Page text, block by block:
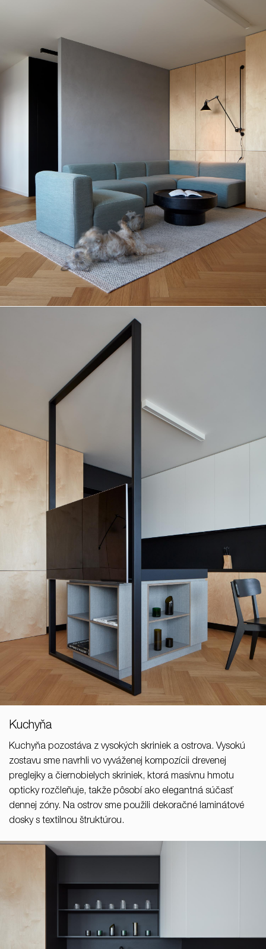
Kuchyňa
Kuchyňa pozostáva z vysokých skriniek a ostrova. Vysokú
zostavu sme navrhli vo vyváženej kompozícii drevenej
preglejky a čiernobielych skriniek, ktorá masívnu hmotu
opticky rozčleňuje, takže pôsobí ako elegantná súčasť
dennej zóny. Na ostrov sme použili dekoračné laminátové
dosky s textilnou štruktúrou.